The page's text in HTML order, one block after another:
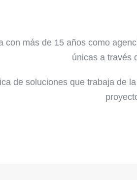
con más de 15 años como
únicas a través
de soluciones que trabaja de